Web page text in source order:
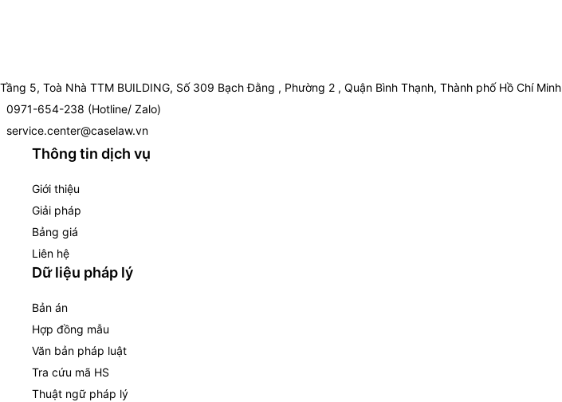
Tầng 5, Toà Nhà TTM BUILDING, Số 309 Bạch Đằng , Phường 2 , Quận Bình Thạnh, Thành phố Hồ Chí Minh
0971-654-238 (Hotline/ Zalo)
service.center@caselaw.vn
Thông tin dịch vụ
Giới thiệu
Giải pháp
Bảng giá
Liên hệ
Dữ liệu pháp lý
Bản án
Hợp đồng mẫu
Văn bản pháp luật
Tra cứu mã HS
Thuật ngữ pháp lý